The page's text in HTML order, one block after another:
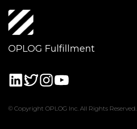
OPLOG Fulfillment
© Copyright OPLOG Inc. All Rights Reserved.